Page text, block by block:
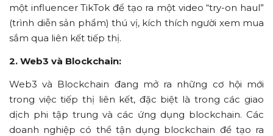
một influencer TikTok để tạo ra một video “try-on haul”
(trình diễn sản phẩm) thú vị, kích thích người xem mua
sắm qua liên kết tiếp thị.
2. Web3 và Blockchain:
Web3 và Blockchain đang mở ra những cơ hội mới
trong việc tiếp thị liên kết, đặc biệt là trong các giao
dịch phi tập trung và các ứng dụng blockchain. Các
doanh nghiệp có thể tận dụng blockchain để tạo ra